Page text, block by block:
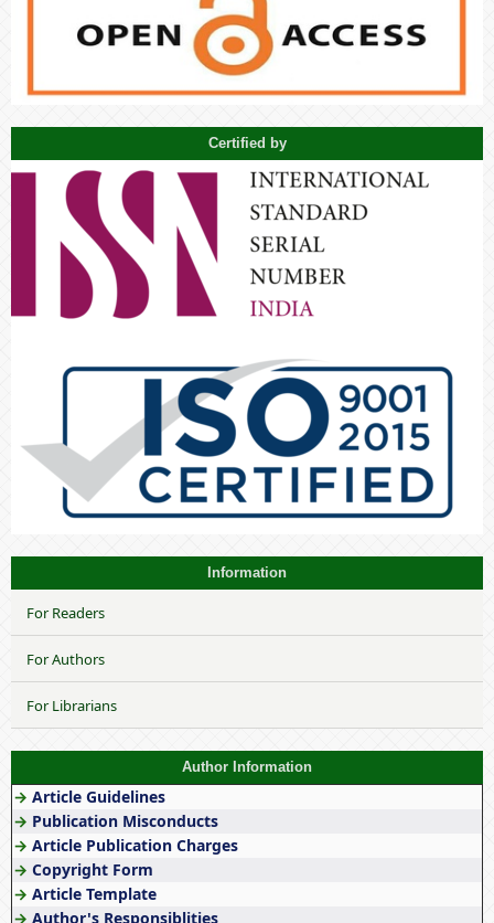
Certified by
Information
For Readers
For Authors
For Librarians
Author Information
→ Article Guidelines
→ Publication Misconducts
→ Article Publication Charges
→ Copyright Form
→ Article Template
→ Author's Responsiblities